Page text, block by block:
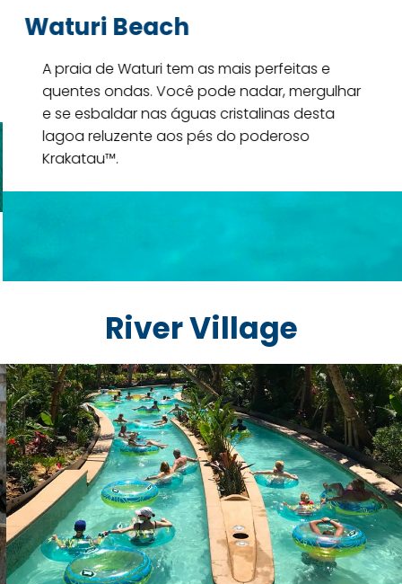
Esse refúgio tem uma incrível vista
Waturi, que fica aos pés do
poderoso Vulcão.
River Village